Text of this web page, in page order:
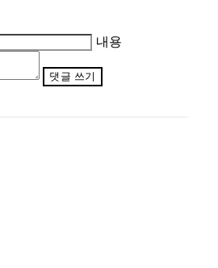
내용
댓글 쓰기